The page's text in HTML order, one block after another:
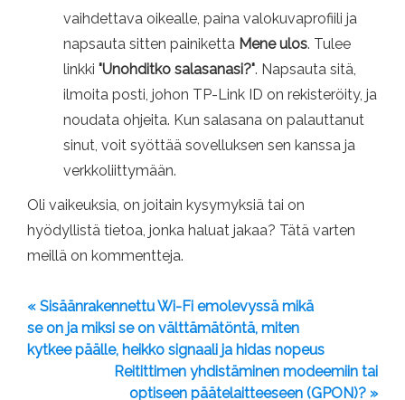
vaihdettava oikealle, paina valokuvaprofiili ja
napsauta sitten painiketta Mene ulos. Tulee
linkki "Unohditko salasanasi?". Napsauta sitä,
ilmoita posti, johon TP-Link ID on rekisteröity, ja
noudata ohjeita. Kun salasana on palauttanut
sinut, voit syöttää sovelluksen sen kanssa ja
verkkoliittymään.
Oli vaikeuksia, on joitain kysymyksiä tai on
hyödyllistä tietoa, jonka haluat jakaa? Tätä varten
meillä on kommentteja.
« Sisäänrakennettu Wi-Fi emolevyssä mikä
se on ja miksi se on välttämätöntä, miten
kytkee päälle, heikko signaali ja hidas nopeus
Reitittimen yhdistäminen modeemiin tai
optiseen päätelaitteeseen (GPON)? »